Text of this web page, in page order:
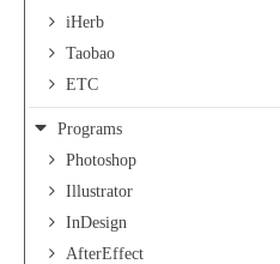
iHerb
Taobao
ETC
Programs
Photoshop
Illustrator
InDesign
AfterEffect